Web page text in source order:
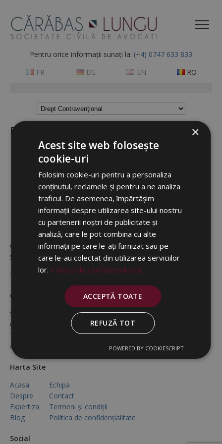
Pentru orice informații sunați la: (+4) 0747 633 833
FR
DE EN RO
Drept Contravenţional
Redactarea plângerilor contravenţionale şi reprezentare
în procedurile judiciare aferente, raportat la contravenţii din
domeniul rutier, urbanistic, al dreptului muncii, al dreptului
mediului, precum şi din domenii prevăzute de dispoziții
legale speciale
© 2026 CĂRĂBAŞ, LUNGU
Societate Civilă de Avocaţi
Toate drepturile rezervate.
Contact Rapid
Str. Andrei Muresanu, Nr. 31
Cluj-Napoca, Jud. Cluj
Tel: (+4) 0747 633 833
office@carabaslungu.ro
Harta Site
Acasa
Despre
Expertiza
Blog
Echipa
Contact
Termeni și condiții
Politica de confidențialitate
Social
×
Acest site web folosește
cookie-uri
Folosim cookie-uri pentru a personaliza
conținutul, reclamele și pentru a ne analiza
traficul. De asemenea, împărtășim
informații despre utilizarea site-ului nostru
cu partenerii noștri de publicitate și
analiză, care le pot combina cu alte
informații pe care le-ați furnizat sau pe
care le-au colectat din utilizarea serviciilor
lor. Politica de confidențialitate
ACCEPTĂ TOATE
REFUZĂ TOT
POWERED BY COOKIESCRIPT